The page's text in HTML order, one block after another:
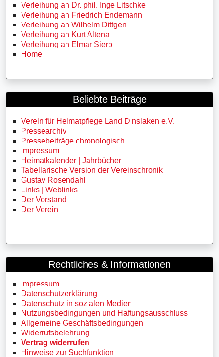
Verleihung an Dr. phil. Inge Litschke
Verleihung an Friedrich Endemann
Verleihung an Wilhelm Dittgen
Verleihung an Kurt Altena
Verleihung an Elmar Sierp
Home
Beliebte Beiträge
Verein für Heimatpflege Land Dinslaken e.V.
Pressearchiv
Pressebeiträge chronologisch
Impressum
Heimatkalender | Jahrbücher
Tabellarische Version der Vereinschronik
Gustav Rosendahl
Links | Weblinks
Der Vorstand
Der Verein
Rechtliches & Informationen
Impressum
Datenschutzerklärung
Datenschutz in sozialen Medien
Nutzungsbedingungen und Haftungsausschluss
Allgemeine Geschäftsbedingungen
Widerrufsbelehrung
Vertrag widerrufen
Hinweise zur Suchfunktion